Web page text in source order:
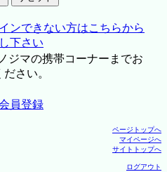
ンできない方はこちらから
下さい
ジマの携帯コーナーまでお
さい。
員登録
ページトップへ
マイページへ
サイトトップへ
ログアウト